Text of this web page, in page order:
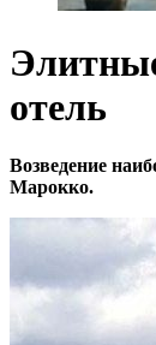
отель
Возведение
Марокко.